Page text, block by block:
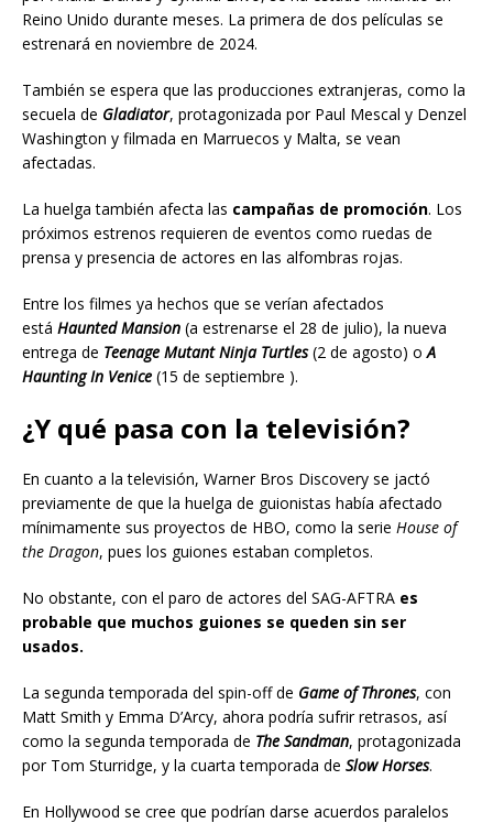
Reino Unido durante meses. La primera de dos películas se
estrenará en noviembre de 2024.
También se espera que las producciones extranjeras, como la
secuela de Gladiator, protagonizada por Paul Mescal y Denzel
Washington y filmada en Marruecos y Malta, se vean
afectadas.
La huelga también afecta las campañas de promoción. Los
próximos estrenos requieren de eventos como ruedas de
prensa y presencia de actores en las alfombras rojas.
Entre los filmes ya hechos que se verían afectados
está Haunted Mansion (a estrenarse el 28 de julio), la nueva
entrega de Teenage Mutant Ninja Turtles(2 de agosto) oA
Haunting In Venice (15 de septiembre ).
¿Y qué pasa con la televisión?
En cuanto a la televisión, Warner Bros Discovery se jactó
previamente de que la huelga de guionistas había afectado
mínimamente sus proyectos de HBO, como la serie House of
the Dragon, pues los guiones estaban completos.
No obstante, con el paro de actores del SAG-AFTRA es
probable que muchos guiones se queden sin ser
usados.
La segunda temporada del spin-off de Game of Thrones, con
Matt Smith y Emma D’Arcy, ahora podría sufrir retrasos, así
como la segunda temporada de The Sandman, protagonizada
por Tom Sturridge, y la cuarta temporada de Slow Horses.
En Hollywood se cree que podrían darse acuerdos paralelos